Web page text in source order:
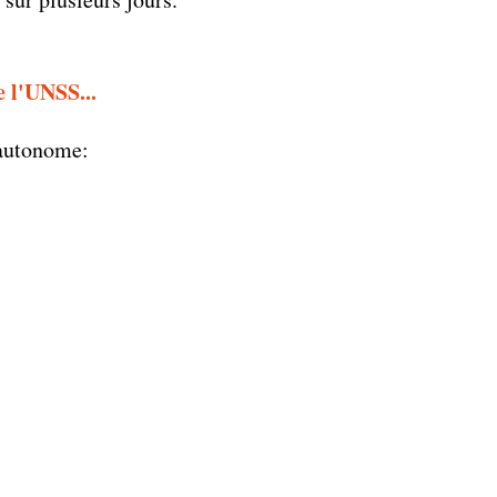
l'UNSS...